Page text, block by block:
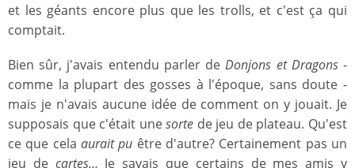
et les géants encore plus que les trolls, et c'est ça qui
comptait.
Bien sûr, j'avais entendu parler deDonjons et Dragons-
comme la plupart des gosses à l'époque, sans doute -
mais je n'avais aucune idée de comment on y jouait. Je
supposais que c'était unesorte de jeu de plateau. Qu'est
ce que cela aurait pu être d'autre? Certainement pas un
jeu de cartes… Je savais que certains de mes amis y